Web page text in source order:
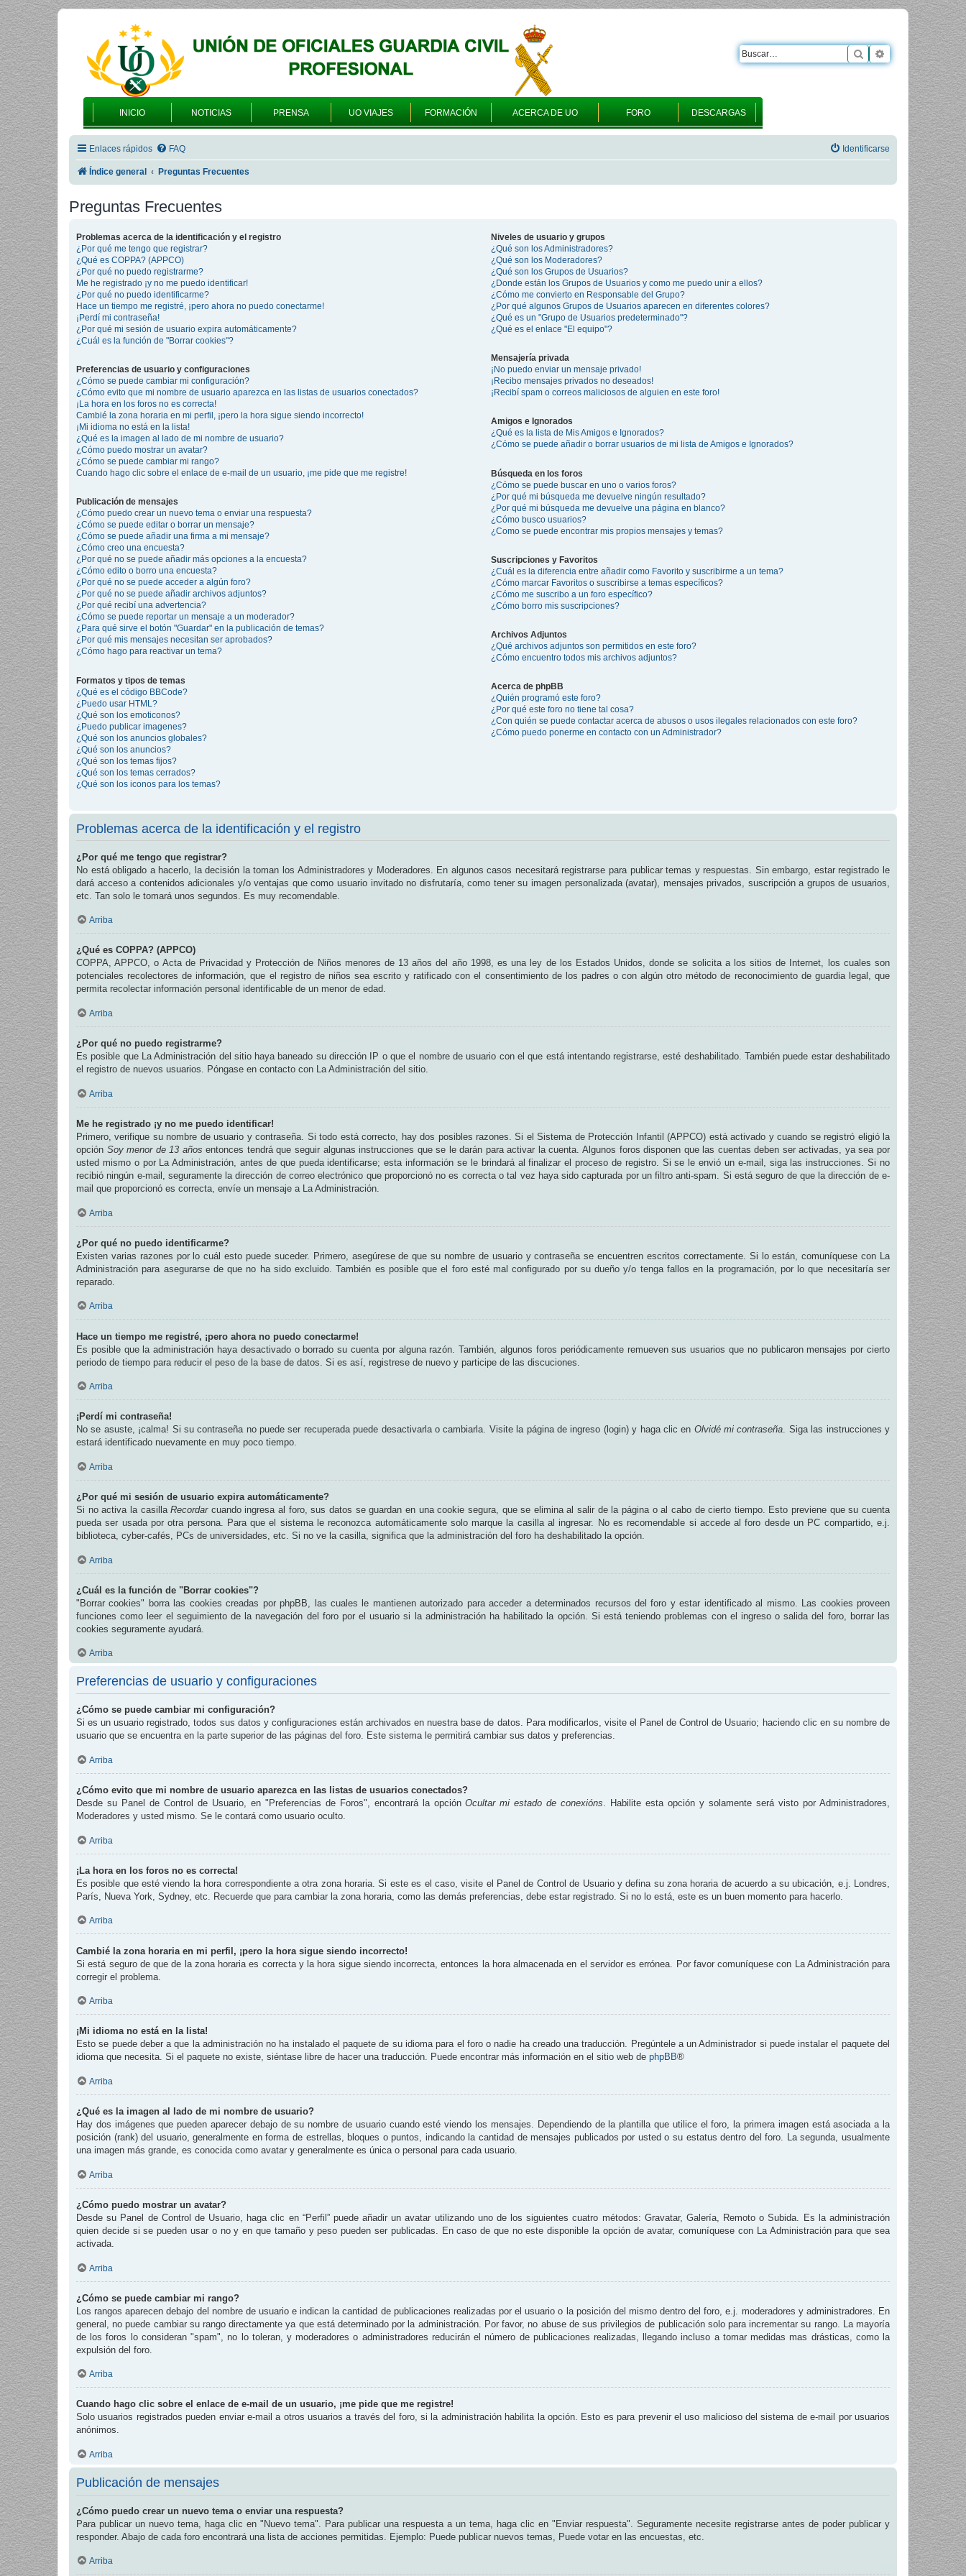
INICIO NOTICIAS PRENSA UO VIAJES FORMACIÓN ACERCA DE UO FORO DESCARGAS
Buscar Búsqueda
Enlaces rápidos FAQ Identificarse
Índice general Preguntas Frecuentes
Preguntas Frecuentes
Problemas acerca de la identificación y el registro
¿Por qué me tengo que registrar?
¿Qué es COPPA? (APPCO)
¿Por qué no puedo registrarme?
Me he registrado ¡y no me puedo identificar!
¿Por qué no puedo identificarme?
Hace un tiempo me registré, ¡pero ahora no puedo conectarme!
¡Perdí mi contraseña!
¿Por qué mi sesión de usuario expira automáticamente?
¿Cuál es la función de "Borrar cookies"?
Preferencias de usuario y configuraciones
¿Cómo se puede cambiar mi configuración?
¿Cómo evito que mi nombre de usuario aparezca en las listas de usuarios conectados?
¡La hora en los foros no es correcta!
Cambié la zona horaria en mi perfil, ¡pero la hora sigue siendo incorrecto!
¡Mi idioma no está en la lista!
¿Qué es la imagen al lado de mi nombre de usuario?
¿Cómo puedo mostrar un avatar?
¿Cómo se puede cambiar mi rango?
Cuando hago clic sobre el enlace de e-mail de un usuario, ¡me pide que me registre!
Publicación de mensajes
¿Cómo puedo crear un nuevo tema o enviar una respuesta?
¿Cómo se puede editar o borrar un mensaje?
¿Cómo se puede añadir una firma a mi mensaje?
¿Cómo creo una encuesta?
¿Por qué no se puede añadir más opciones a la encuesta?
¿Cómo edito o borro una encuesta?
¿Por qué no se puede acceder a algún foro?
¿Por qué no se puede añadir archivos adjuntos?
¿Por qué recibí una advertencia?
¿Cómo se puede reportar un mensaje a un moderador?
¿Para qué sirve el botón "Guardar" en la publicación de temas?
¿Por qué mis mensajes necesitan ser aprobados?
¿Cómo hago para reactivar un tema?
Formatos y tipos de temas
¿Qué es el código BBCode?
¿Puedo usar HTML?
¿Qué son los emoticonos?
¿Puedo publicar imagenes?
¿Qué son los anuncios globales?
¿Qué son los anuncios?
¿Qué son los temas fijos?
¿Qué son los temas cerrados?
¿Qué son los iconos para los temas?
Niveles de usuario y grupos
¿Qué son los Administradores?
¿Qué son los Moderadores?
¿Qué son los Grupos de Usuarios?
¿Donde están los Grupos de Usuarios y como me puedo unir a ellos?
¿Cómo me convierto en Responsable del Grupo?
¿Por qué algunos Grupos de Usuarios aparecen en diferentes colores?
¿Qué es un "Grupo de Usuarios predeterminado"?
¿Qué es el enlace "El equipo"?
Mensajería privada
¡No puedo enviar un mensaje privado!
¡Recibo mensajes privados no deseados!
¡Recibí spam o correos maliciosos de alguien en este foro!
Amigos e Ignorados
¿Qué es la lista de Mis Amigos e Ignorados?
¿Cómo se puede añadir o borrar usuarios de mi lista de Amigos e Ignorados?
Búsqueda en los foros
¿Cómo se puede buscar en uno o varios foros?
¿Por qué mi búsqueda me devuelve ningún resultado?
¿Por qué mi búsqueda me devuelve una página en blanco?
¿Cómo busco usuarios?
¿Como se puede encontrar mis propios mensajes y temas?
Suscripciones y Favoritos
¿Cuál es la diferencia entre añadir como Favorito y suscribirme a un tema?
¿Cómo marcar Favoritos o suscribirse a temas específicos?
¿Cómo me suscribo a un foro específico?
¿Cómo borro mis suscripciones?
Archivos Adjuntos
¿Qué archivos adjuntos son permitidos en este foro?
¿Cómo encuentro todos mis archivos adjuntos?
Acerca de phpBB
¿Quién programó este foro?
¿Por qué este foro no tiene tal cosa?
¿Con quién se puede contactar acerca de abusos o usos ilegales relacionados con este foro?
¿Cómo puedo ponerme en contacto con un Administrador?
Problemas acerca de la identificación y el registro
¿Por qué me tengo que registrar?
No está obligado a hacerlo, la decisión la toman los Administradores y Moderadores. En algunos casos necesitará registrarse para publicar temas y respuestas. Sin embargo, estar registrado le
dará acceso a contenidos adicionales y/o ventajas que como usuario invitado no disfrutaría, como tener su imagen personalizada (avatar), mensajes privados, suscripción a grupos de usuarios,
etc. Tan solo le tomará unos segundos. Es muy recomendable.
Arriba
¿Qué es COPPA? (APPCO)
COPPA, APPCO, o Acta de Privacidad y Protección de Niños menores de 13 años del año 1998, es una ley de los Estados Unidos, donde se solicita a los sitios de Internet, los cuales son
potenciales recolectores de información, que el registro de niños sea escrito y ratificado con el consentimiento de los padres o con algún otro método de reconocimiento de guardia legal, que
permita recolectar información personal identificable de un menor de edad.
Arriba
¿Por qué no puedo registrarme?
Es posible que La Administración del sitio haya baneado su dirección IP o que el nombre de usuario con el que está intentando registrarse, esté deshabilitado. También puede estar deshabilitado
el registro de nuevos usuarios. Póngase en contacto con La Administración del sitio.
Arriba
Me he registrado ¡y no me puedo identificar!
Primero, verifique su nombre de usuario y contraseña. Si todo está correcto, hay dos posibles razones. Si el Sistema de Protección Infantil (APPCO) está activado y cuando se registró eligió la
opción Soy menor de 13 años entonces tendrá que seguir algunas instrucciones que se le darán para activar la cuenta. Algunos foros disponen que las cuentas deben ser activadas, ya sea por
usted mismo o por La Administración, antes de que pueda identificarse; esta información se le brindará al finalizar el proceso de registro. Si se le envió un e-mail, siga las instrucciones. Si no
recibió ningún e-mail, seguramente la dirección de correo electrónico que proporcionó no es correcta o tal vez haya sido capturada por un filtro anti-spam. Si está seguro de que la dirección de e-
mail que proporcionó es correcta, envíe un mensaje a La Administración.
Arriba
¿Por qué no puedo identificarme?
Existen varias razones por lo cuál esto puede suceder. Primero, asegúrese de que su nombre de usuario y contraseña se encuentren escritos correctamente. Si lo están, comuníquese con La
Administración para asegurarse de que no ha sido excluido. También es posible que el foro esté mal configurado por su dueño y/o tenga fallos en la programación, por lo que necesitaría ser
reparado.
Arriba
Hace un tiempo me registré, ¡pero ahora no puedo conectarme!
Es posible que la administración haya desactivado o borrado su cuenta por alguna razón. También, algunos foros periódicamente remueven sus usuarios que no publicaron mensajes por cierto
periodo de tiempo para reducir el peso de la base de datos. Si es así, registrese de nuevo y participe de las discuciones.
Arriba
¡Perdí mi contraseña!
No se asuste, ¡calma! Si su contraseña no puede ser recuperada puede desactivarla o cambiarla. Visite la página de ingreso (login) y haga clic en Olvidé mi contraseña. Siga las instrucciones y
estará identificado nuevamente en muy poco tiempo.
Arriba
¿Por qué mi sesión de usuario expira automáticamente?
Si no activa la casillaRecordarcuando ingresa al foro, sus datos se guardan en una cookie segura, que se elimina al salir de la página o al cabo de cierto tiempo. Esto previene que su cuenta
pueda ser usada por otra persona. Para que el sistema le reconozca automáticamente solo marque la casilla al ingresar. No es recomendable si accede al foro desde un PC compartido, e.j.
biblioteca, cyber-cafés, PCs de universidades, etc. Si no ve la casilla, significa que la administración del foro ha deshabilitado la opción.
Arriba
¿Cuál es la función de "Borrar cookies"?
"Borrar cookies" borra las cookies creadas por phpBB, las cuales le mantienen autorizado para acceder a determinados recursos del foro y estar identificado al mismo. Las cookies proveen
funciones como leer el seguimiento de la navegación del foro por el usuario si la administración ha habilitado la opción. Si está teniendo problemas con el ingreso o salida del foro, borrar las
cookies seguramente ayudará.
Arriba
Preferencias de usuario y configuraciones
¿Cómo se puede cambiar mi configuración?
Si es un usuario registrado, todos sus datos y configuraciones están archivados en nuestra base de datos. Para modificarlos, visite el Panel de Control de Usuario; haciendo clic en su nombre de
usuario que se encuentra en la parte superior de las páginas del foro. Este sistema le permitirá cambiar sus datos y preferencias.
Arriba
¿Cómo evito que mi nombre de usuario aparezca en las listas de usuarios conectados?
Desde su Panel de Control de Usuario, en "Preferencias de Foros", encontrará la opciónOcultar mi estado de conexións. Habilite esta opción y solamente será visto por Administradores,
Moderadores y usted mismo. Se le contará como usuario oculto.
Arriba
¡La hora en los foros no es correcta!
Es posible que esté viendo la hora correspondiente a otra zona horaria. Si este es el caso, visite el Panel de Control de Usuario y defina su zona horaria de acuerdo a su ubicación, e.j. Londres,
París, Nueva York, Sydney, etc. Recuerde que para cambiar la zona horaria, como las demás preferencias, debe estar registrado. Si no lo está, este es un buen momento para hacerlo.
Arriba
Cambié la zona horaria en mi perfil, ¡pero la hora sigue siendo incorrecto!
Si está seguro de que de la zona horaria es correcta y la hora sigue siendo incorrecta, entonces la hora almacenada en el servidor es errónea. Por favor comuníquese con La Administración para
corregir el problema.
Arriba
¡Mi idioma no está en la lista!
Esto se puede deber a que la administración no ha instalado el paquete de su idioma para el foro o nadie ha creado una traducción. Pregúntele a un Administrador si puede instalar el paquete del
idioma que necesita. Si el paquete no existe, siéntase libre de hacer una traducción. Puede encontrar más información en el sitio web de phpBB®
Arriba
¿Qué es la imagen al lado de mi nombre de usuario?
Hay dos imágenes que pueden aparecer debajo de su nombre de usuario cuando esté viendo los mensajes. Dependiendo de la plantilla que utilice el foro, la primera imagen está asociada a la
posición (rank) del usuario, generalmente en forma de estrellas, bloques o puntos, indicando la cantidad de mensajes publicados por usted o su estatus dentro del foro. La segunda, usualmente
una imagen más grande, es conocida como avatar y generalmente es única o personal para cada usuario.
Arriba
¿Cómo puedo mostrar un avatar?
Desde su Panel de Control de Usuario, haga clic en “Perfil” puede añadir un avatar utilizando uno de los siguientes cuatro métodos: Gravatar, Galería, Remoto o Subida. Es la administración
quien decide si se pueden usar o no y en que tamaño y peso pueden ser publicadas. En caso de que no este disponible la opción de avatar, comuníquese con La Administración para que sea
activada.
Arriba
¿Cómo se puede cambiar mi rango?
Los rangos aparecen debajo del nombre de usuario e indican la cantidad de publicaciones realizadas por el usuario o la posición del mismo dentro del foro, e.j. moderadores y administradores. En
general, no puede cambiar su rango directamente ya que está determinado por la administración. Por favor, no abuse de sus privilegios de publicación solo para incrementar su rango. La mayoría
de los foros lo consideran "spam", no lo toleran, y moderadores o administradores reducirán el número de publicaciones realizadas, llegando incluso a tomar medidas mas drásticas, como la
expulsión del foro.
Arriba
Cuando hago clic sobre el enlace de e-mail de un usuario, ¡me pide que me registre!
Solo usuarios registrados pueden enviar e-mail a otros usuarios a través del foro, si la administración habilita la opción. Esto es para prevenir el uso malicioso del sistema de e-mail por usuarios
anónimos.
Arriba
Publicación de mensajes
¿Cómo puedo crear un nuevo tema o enviar una respuesta?
Para publicar un nuevo tema, haga clic en "Nuevo tema". Para publicar una respuesta a un tema, haga clic en "Enviar respuesta". Seguramente necesite registrarse antes de poder publicar y
responder. Abajo de cada foro encontrará una lista de acciones permitidas. Ejemplo: Puede publicar nuevos temas, Puede votar en las encuestas, etc.
Arriba